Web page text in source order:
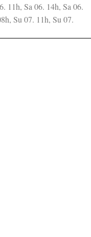
11h, Sa 06. 14h, Sa 06.
Su 07. 11h, Su 07.